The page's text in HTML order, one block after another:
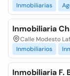
Inmobiliarias
Inmobiliaria
Calle Modesto
Inmobiliarios
Inmobiliaria F.